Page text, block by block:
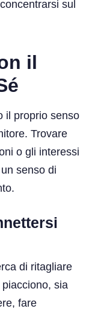
sul
il
il proprio senso
Trovare
o gli interessi
senso di
di ritagliare
sia
fare